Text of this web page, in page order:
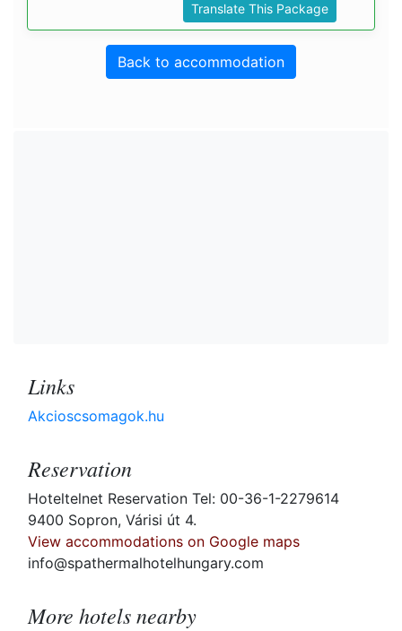
Translate This Package
Back to accommodation
Links
Akcioscsomagok.hu
Reservation
Hoteltelnet Reservation Tel: 00-36-1-2279614
9400 Sopron, Várisi út 4.
View accommodations on Google maps
info@spathermalhotelhungary.com
More hotels nearby